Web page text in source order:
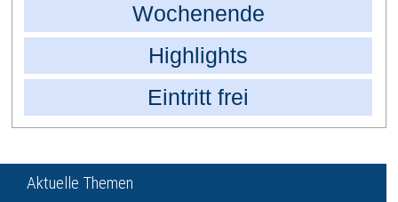
Wochenende
Highlights
Eintritt frei
Aktuelle Themen